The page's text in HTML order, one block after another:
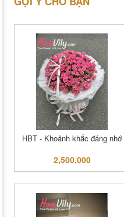
HBT - Khoảnh khắc đáng nhớ
2,500,000